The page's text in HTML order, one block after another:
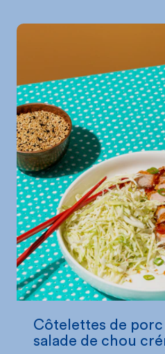
Côtelettes de porc
salade de chou